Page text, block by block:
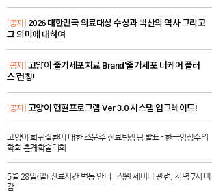
[공지] 2026 대한민국 의료대상 수상과 백산의 역사 그리고
그 의미에 대하여
[공지] 고양이 줄기세포치료 Brand'줄기세포 더케어 플러
스'런칭!
[공지] 고양이 헌혈프로그램 Ver 3.0 시스템 업그레이드!
고양이 희귀질환에 대한 조문주 진료팀장님 발표 - 한국임상수의
학회 춘계학술대회
5월 28일(일) 진료시간 변동 안내 - 직원 세미나 관련, 저녁 7시 마
감!